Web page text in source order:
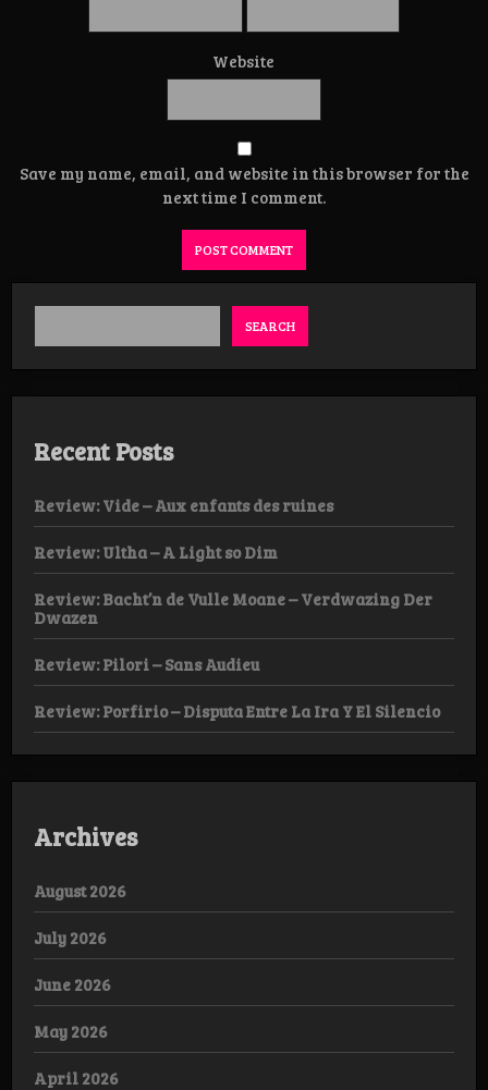
Website
Save my name, email, and website in this browser for the
next time I comment.
SEARCH
Recent Posts
Review: Vide – Aux enfants des ruines
Review: Ultha – A Light so Dim
Review: Bacht’n de Vulle Moane – Verdwazing Der
Dwazen
Review: Pilori – Sans Audieu
Review: Porfirio – Disputa Entre La Ira Y El Silencio
Archives
August 2026
July 2026
June 2026
May 2026
April 2026